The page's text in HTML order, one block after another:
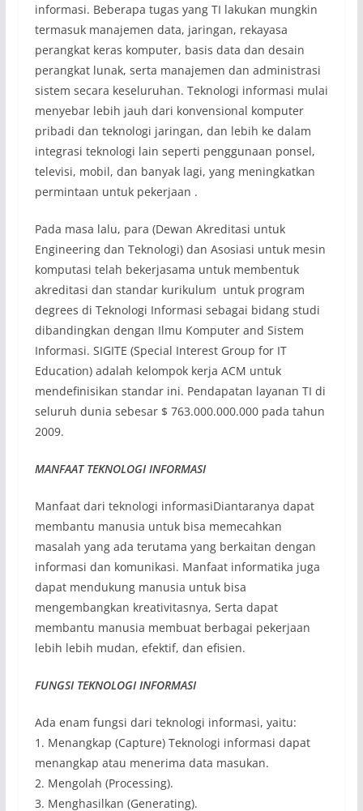
informasi. Beberapa tugas yang TI lakukan mungkin
termasuk manajemen data, jaringan, rekayasa
perangkat keras komputer, basis data dan desain
perangkat lunak, serta manajemen dan administrasi
sistem secara keseluruhan. Teknologi informasi mulai
menyebar lebih jauh dari konvensional komputer
pribadi dan teknologi jaringan, dan lebih ke dalam
integrasi teknologi lain seperti penggunaan ponsel,
televisi, mobil, dan banyak lagi, yang meningkatkan
permintaan untuk pekerjaan .
Pada masa lalu, para (Dewan Akreditasi untuk
Engineering dan Teknologi) dan Asosiasi untuk mesin
komputasi telah bekerjasama untuk membentuk
akreditasi dan standar kurikulum untuk program
degrees di Teknologi Informasi sebagai bidang studi
dibandingkan dengan Ilmu Komputer and Sistem
Informasi. SIGITE (Special Interest Group for IT
Education) adalah kelompok kerja ACM untuk
mendefinisikan standar ini. Pendapatan layanan TI di
seluruh dunia sebesar $ 763.000.000.000 pada tahun
2009.
MANFAAT TEKNOLOGI INFORMASI
Manfaat dari teknologi informasiDiantaranya dapat
membantu manusia untuk bisa memecahkan
masalah yang ada terutama yang berkaitan dengan
informasi dan komunikasi. Manfaat informatika juga
dapat mendukung manusia untuk bisa
mengembangkan kreativitasnya, Serta dapat
membantu manusia membuat berbagai pekerjaan
lebih lebih mudan, efektif, dan efisien.
FUNGSI TEKNOLOGI INFORMASI
Ada enam fungsi dari teknologi informasi, yaitu:
1. Menangkap (Capture) Teknologi informasi dapat
menangkap atau menerima data masukan.
2. Mengolah (Processing).
3. Menghasilkan (Generating).